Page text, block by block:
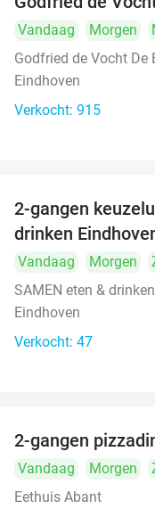
Vandaag Morgen
Godfried de Vocht De
Eindhoven
Verkocht: 915
2-gangen
drinken
Vandaag Morgen
SAMEN eten &
Eindhoven
Verkocht: 47
2-gangen
Vandaag Morgen
Eethuis Abant